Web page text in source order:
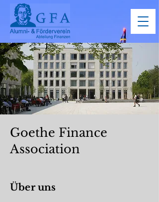
Goethe Finance
Association
Über uns